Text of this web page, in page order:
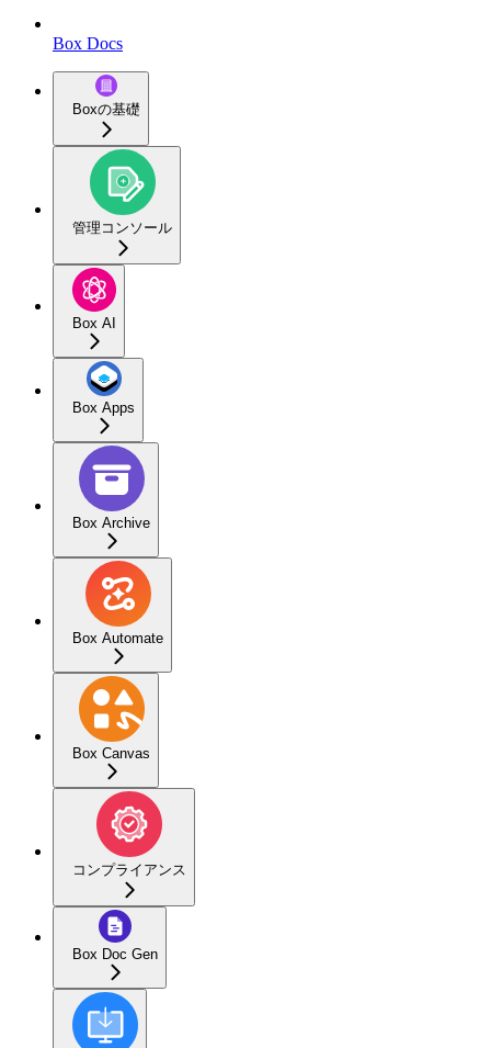
Box Docs
Boxの基礎
管理コンソール
Box AI
Box Apps
Box Archive
Box Automate
Box Canvas
コンプライアンス
Box Doc Gen